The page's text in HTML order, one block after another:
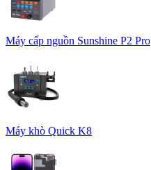
Máy cấp nguồn Sunshine P2 Pro
Máy khò Quick K8